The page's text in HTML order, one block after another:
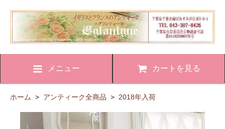
メニュー カートを見る
ホーム > アンティーク全商品 > 2018年入荷